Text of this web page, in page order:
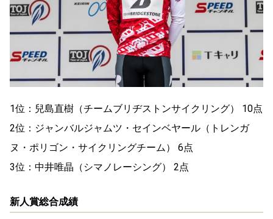
1位：兒島直樹（チームブリヂストンサイクリング） 10点
2位：ジャンバルジャムツ・セインベヤール（トレンガ
ヌ・ポリゴン・サイクリングチーム） 6点
3位：中井唯晶（シマノレーシング） 2点
新人賞総合成績